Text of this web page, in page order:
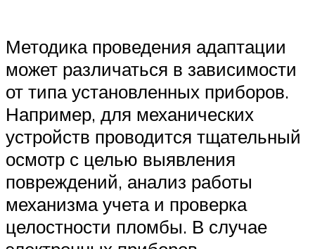
Методика проведения адаптации
может различаться в зависимости
от типа установленных приборов.
Например, для механических
устройств проводится тщательный
осмотр с целью выявления
повреждений, анализ работы
механизма учета и проверка
целостности пломбы. В случае